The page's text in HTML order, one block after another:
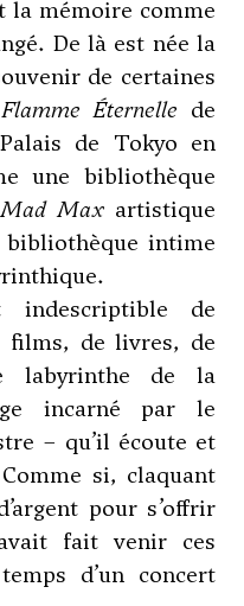
la mémoire comme
De là est née la
de certaines
Flamme Éternelle de
de Tokyo en
une bibliothèque
Mad Max artistique
intime
indescriptible de
films, de livres, de
labyrinthe de la
incarné par le
– qu’il écoute et
si, claquant
pour s’offrir
fait venir ces
d’un concert